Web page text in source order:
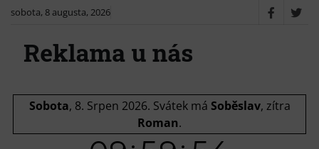
Skip
content
sobota, 8 augusta, 2026
X
Sobota, 8. Srpen 2026. Svátek má Soběslav, zítra
Roman.